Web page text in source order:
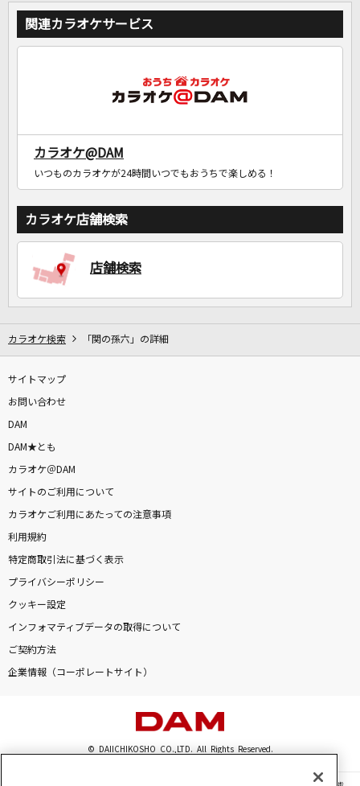
関連カラオケサービス
カラオケ@DAM
いつものカラオケが24時間いつでもおうちで楽しめる！
カラオケ店舗検索
店舗検索
カラオケ検索 「関の孫六」の詳細
サイトマップ
お問い合わせ
DAM
DAM★とも
カラオケ＠DAM
サイトのご利用について
カラオケご利用にあたっての注意事項
利用規約
特定商取引法に基づく表示
プライバシーポリシー
クッキー設定
インフォマティブデータの取得について
ご契約方法
企業情報（コーポレートサイト）
© DAIICHIKOSHO CO.,LTD. All Rights Reserved.